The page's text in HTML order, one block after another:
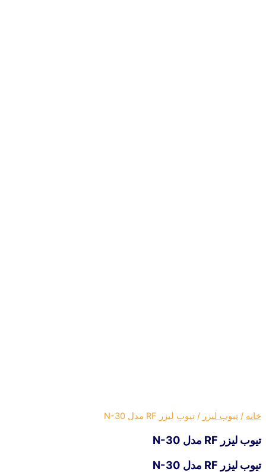
خانه / تیوب لیزر / تیوب لیزر RF مدل N-30
تیوب لیزر RF مدل N-30
تیوب لیزر RF مدل N-30